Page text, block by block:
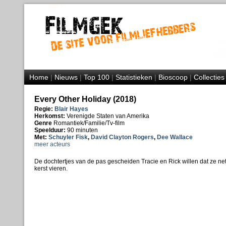
Home|Nieuws|Top 100|Statistieken|Bioscoop|Collecties
Every Other Holiday (2018)
Regie: Blair Hayes
Herkomst: Verenigde Staten van Amerika
Genre Romantiek/Familie/Tv-film
Speelduur: 90 minuten
Met: Schuyler Fisk, David Clayton Rogers, Dee Wallace
meer acteurs
De dochtertjes van de pas gescheiden Tracie en Rick willen dat ze
kerst vieren.